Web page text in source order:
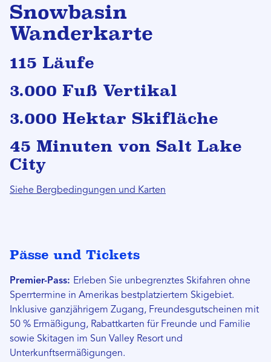
Snowbasin
Wanderkarte
115 Läufe
3.000 Fuß Vertikal
3.000 Hektar Skifläche
45 Minuten von Salt Lake
City
Siehe Bergbedingungen und Karten
Pässe und Tickets
Premier-Pass: Erleben Sie unbegrenztes Skifahren ohne
Sperrtermine in Amerikas bestplatziertem Skigebiet.
Inklusive ganzjährigem Zugang, Freundesgutscheinen mit
50 % Ermäßigung, Rabattkarten für Freunde und Familie
sowie Skitagen im Sun Valley Resort und
Unterkunftsermäßigungen.